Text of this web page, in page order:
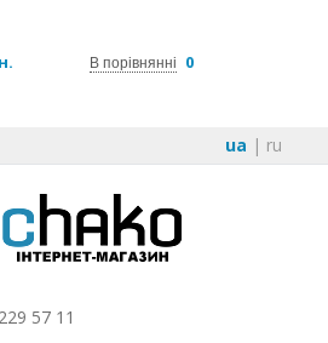
В порівнянні 0
ua | ru
57 11